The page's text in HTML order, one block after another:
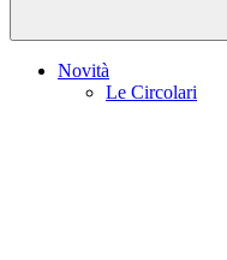
Novità
Le Circolari